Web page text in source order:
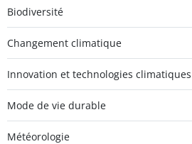
Biodiversité
Changement climatique
Innovation et technologies climatiques
Mode de vie durable
Météorologie